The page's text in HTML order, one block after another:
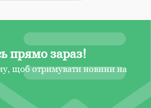
прямо зараз!
щоб отримувати новини на